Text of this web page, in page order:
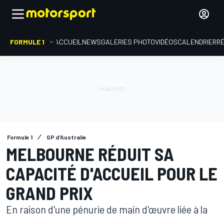
FORMULE 1 ACCUEIL NEWSGALERIES PHOTOVIDÉOSCALENDRIER
Formule 1 GP d'Australie
MELBOURNE RÉDUIT SA
CAPACITÉ D'ACCUEIL POUR LE
GRAND PRIX
En raison d'une pénurie de main d'œuvre liée à la